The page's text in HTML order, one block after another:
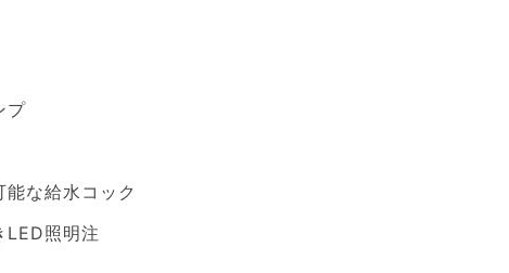
プ
な給水コック
LED照明注